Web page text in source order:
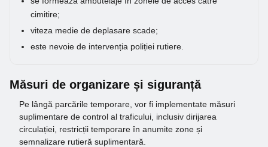
cimitire;
viteza medie de deplasare scade;
este nevoie de intervenția poliției rutiere.
Măsuri de organizare și siguranță
Pe lângă parcările temporare, vor fi implementate măsuri
suplimentare de control al traficului, inclusiv dirijarea
circulației, restricții temporare în anumite zone și
semnalizare rutieră suplimentară.